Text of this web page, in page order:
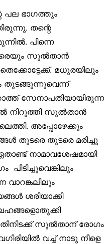
പല ഭാഗത്തും
തന്റെ
പിന്നെ
സുല്‍താന്‍
മധുരയിലും
തുടങ്ങുന്നുവെന്ന്
സേനാപതിയായിരുന്ന
നിറുത്തി സുല്‍താന്‍
അപ്പോഴേക്കും
തുടരെ തുടരെ മരിച്ചു
നാമാവശേഷമായി
വാറങ്കലിലും
ശരിയാക്കി
സുല്‍താന് രോഗം
വച്ച് നാടു നീളെ